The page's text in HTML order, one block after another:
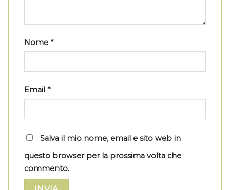
Nome *
Email *
Salva il mio nome, email e sito web in
questo browser per la prossima volta che
commento.